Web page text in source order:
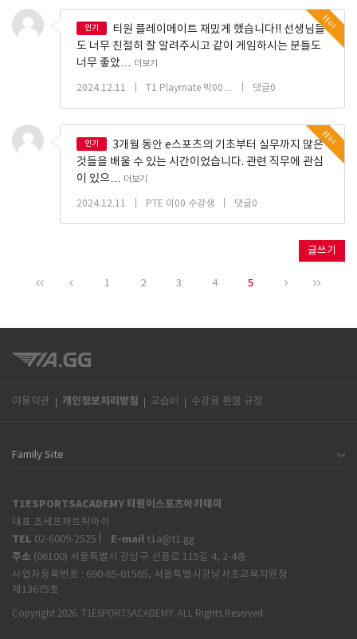
Hot
인기
티원 플레이메이트 재밌게 했습니다!! 선생님들
도 너무 친절히 잘 알려주시고 같이 게임하시는 분들도
너무 좋았… 더보기
2024.12.11 T1 Playmate 박00… 댓글0
Hot
인기
3개월 동안 e스포츠의 기초부터 실무까지 많은
것들을 배울 수 있는 시간이었습니다. 관련 직무에 관심
이 있으… 더보기
2024.12.11 PTE 이00 수강생 댓글0
글쓰기
1 2 3 4 5
이용약관 개인정보처리방침 교습비 수강료 환불 규정
T1ESPORTSACADEMY 티원이스포츠아카데미
대표 조세프패트릭마쉬
TEL 02-6009-2525 E-mail t1a@t1.gg
주소 (06100) 서울특별시 강남구 선릉로 115길 4, 2-4층
사업자등록번호 : 690-85-01565, 서울특별시강남서초교육지원청
제13675호
Copyright 2026. T1ESPORTSACADEMY. ALL Rights Reserved.